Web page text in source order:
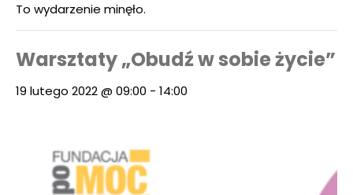
To wydarzenie minęło.
Warsztaty „Obudź w sobie życie”
19 lutego 2022 @ 09:00 - 14:00